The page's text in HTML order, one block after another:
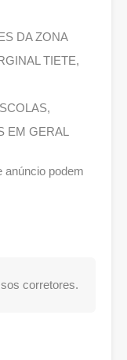
DA ZONA
TIETE,
EM GERAL
anúncio podem
corretores.